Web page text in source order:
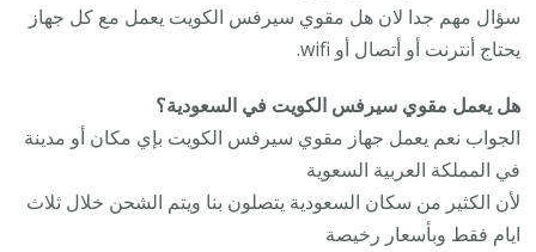
سؤال مهم جدا لان هل مقوي سيرفس الكويت يعمل مع كل جهاز
يحتاج أنترنت أو أتصال أو wifi.
هل يعمل مقوي سيرفس الكويت في السعودية؟
الجواب نعم يعمل جهاز مقوي سيرفس الكويت بإي مكان أو مدينة
في المملكة العربية السعوية
لأن الكثير من سكان السعودية يتصلون بنا ويتم الشحن خلال ثلاث
ايام فقط وبأسعار رخيصة